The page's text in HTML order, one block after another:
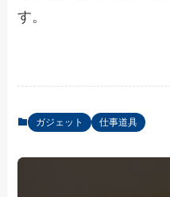
す。
ガジェット 仕事道具